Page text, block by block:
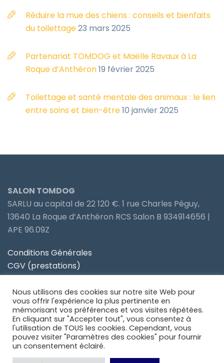
Réduire la mue des chiens : conseils et bienfaits
du toilettage23 mars 2025
Partenariat TOMDOG et Maëlle Ravaux à La
Roque d’Anthéron19 février 2025
Toilettage et santé mentale des animaux : le lien
entre soins et bien-être10 janvier 2025
SALON TOMDOG
SARLU au capital de 22 120 €. 1 rue Charles Péguy,
13640 La Roque d’Anthéron RCS Salon B 934914656 |
APE 96.09Z
Conditions Générales
CGV (prestations)
Politique de confidentialité
Site partenaire Toiletteur Nos Avis
Site partenaire Anidom
Nous utilisons des cookies sur notre site Web pour
vous offrir l'expérience la plus pertinente en
mémorisant vos préférences et vos visites répétées.
En cliquant sur "Accepter tout", vous consentez à
l'utilisation de TOUS les cookies. Cependant, vous
pouvez visiter "Paramètres des cookies" pour fournir
un consentement éclairé.